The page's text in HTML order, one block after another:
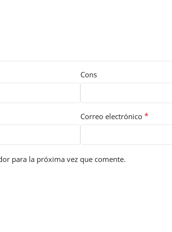
Cons
Correo electrónico *
para la próxima vez que comente.